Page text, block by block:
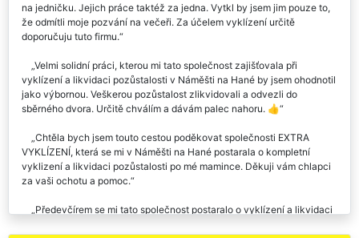
na jedničku. Jejich práce taktéž za jedna. Vytkl by jsem jim pouze to,
že odmítli moje pozvání na večeři. Za účelem vyklízení určitě
doporučuju tuto firmu.
Velmi solidní práci, kterou mi tato společnost zajišťovala při
vyklízení a likvidaci pozůstalosti v Náměšti na Hané by jsem ohodnotil
jako výbornou. Veškerou pozůstalost zlikvidovali a odvezli do
sběrného dvora. Určitě chválím a dávám palec nahoru. 👍
Chtěla bych jsem touto cestou poděkovat společnosti EXTRA
VYKLÍZENÍ, která se mi v Náměšti na Hané postarala o kompletní
vyklizení a likvidaci pozůstalosti po mé mamince. Děkuji vám chlapci
za vaši ochotu a pomoc.
Předevčírem se mi tato společnost postaralo o vyklízení a likvidaci